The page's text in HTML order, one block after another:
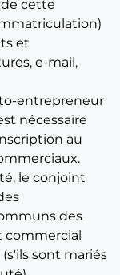
cette
et
e-mail,
entrepreneur
nécessaire
au
le conjoint
des
sont mariés